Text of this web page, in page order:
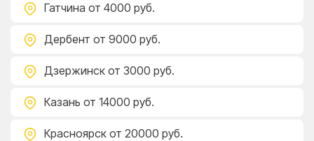
Гатчина от 4000 руб.
Дербент от 9000 руб.
Дзержинск от 3000 руб.
Казань от 14000 руб.
Красноярск от 20000 руб.